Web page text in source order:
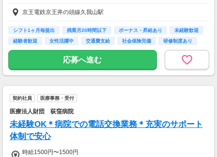
・20,000円／月（管理者要件を満たした方）
◆扶養手当あり
・該当家族を健康保険の扶養にする場合に支給
・子：14,000円
～給与例（30代）～
・月給 23万500円～24万5,750円
京王電鉄京王井の頭線久我山駅
シフト1ヶ月毎提出 残業月20時間以下 ボーナス・昇給あり
未経験歓迎
経験者歓迎
女性活躍中 交通費支給 社会保険完備 研修制度あり
応募へ進む
契約社員 医療事務・受付
医療法人財団 荻窪病院
未経験OK＊病院での電話交換業務＊充実のサポート
体制で安心
時給1500円〜1500円